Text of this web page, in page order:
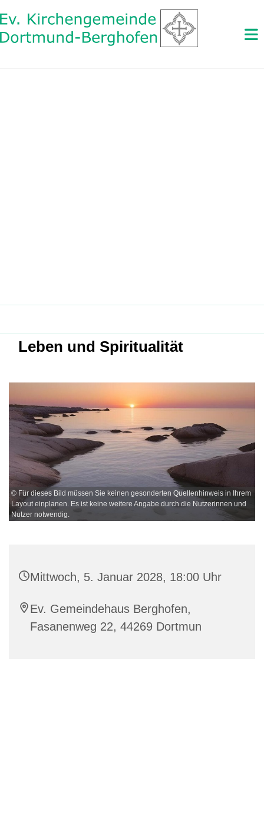
Leben und Spiritualität
© Für dieses Bild müssen Sie keinen gesonderten Quellenhinweis in Ihrem
Layout einplanen. Es ist keine weitere Angabe durch die Nutzerinnen und
Nutzer notwendig.
Mittwoch, 5. Januar 2028, 18:00 Uhr
Ev. Gemeindehaus Berghofen,
Fasanenweg 22, 44269 Dortmun